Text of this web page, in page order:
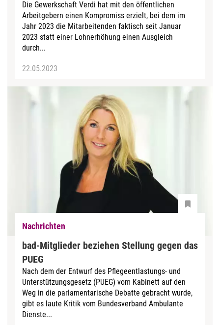
Die Gewerkschaft Verdi hat mit den öffentlichen
Arbeitgebern einen Kompromiss erzielt, bei dem im
Jahr 2023 die Mitarbeitenden faktisch seit Januar
2023 statt einer Lohnerhöhung einen Ausgleich
durch...
22.05.2023
Nachrichten
bad-Mitglieder beziehen Stellung gegen das
PUEG
Nach dem der Entwurf des Pflegeentlastungs- und
Unterstützungsgesetz (PUEG) vom Kabinett auf den
Weg in die parlamentarische Debatte gebracht wurde,
gibt es laute Kritik vom Bundesverband Ambulante
Dienste...